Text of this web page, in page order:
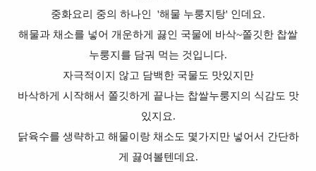
중화요리 중의 하나인 '해물 누룽지탕' 인데요.
해물과 채소를 넣어 개운하게 끓인 국물에 바삭~쫄깃한 찹쌀
누룽지를 담궈 먹는 것입니다.
자극적이지 않고 담백한 국물도 맛있지만
바삭하게 시작해서 쫄깃하게 끝나는 찹쌀누룽지의 식감도 맛
있지요.
닭육수를 생략하고 해물이랑 채소도 몇가지만 넣어서 간단하
게 끓여볼텐데요.